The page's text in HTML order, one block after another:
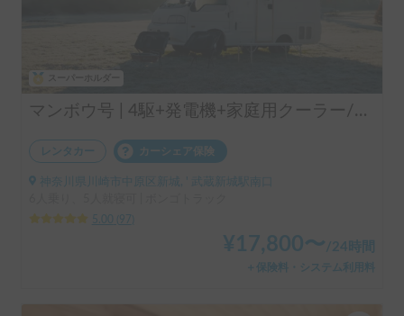
マンボウ号 | 4駆+発電機+家庭用クーラー/レンタル事業者の為、万が一の自損事故の車両保険ついてます
レンタカー カーシェア保険
神奈川県川崎市中原区新城, ' 武蔵新城駅南口
5.00
97
¥ 17,800〜 /24時間
＋保険料・システム利用料